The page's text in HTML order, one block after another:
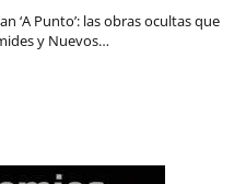
‘A Punto’: las obras ocultas que
y Nuevos…